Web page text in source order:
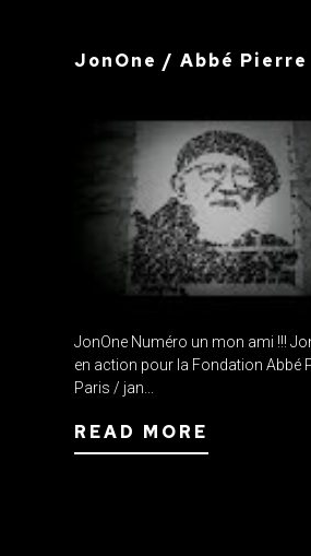
JonOne / Abbé Pierre
JonOne Numéro un mon ami !!!
en action pour la Fondation Abbé
Paris / jan...
READ MORE